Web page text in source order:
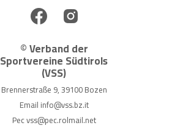
© Verband der
Sportvereine Südtirols
(VSS)
Brennerstraße 9, 39100 Bozen
Email info@vss.bz.it
Pecvss@pec.rolmail.net